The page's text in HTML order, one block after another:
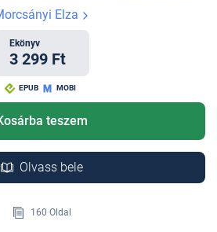
Elza
Ekönyv
3 299 Ft
EPUB MOBI
teszem
Olvass bele
160 Oldal